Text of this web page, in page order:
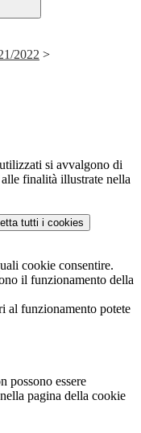
2022 >
si avvalgono di
finalità illustrate nella
tutti i cookies
cookie consentire.
il funzionamento della
al funzionamento potete
possono essere
pagina della cookie